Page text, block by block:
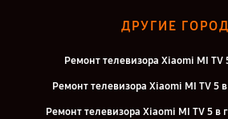
ДРУГИЕ
Ремонт телевизора Xiaomi MI TV
Ремонт телевизора Xiaomi MI TV 5
Ремонт телевизора Xiaomi MI TV 5